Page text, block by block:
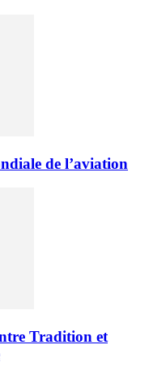
de l’aviation
Tradition et